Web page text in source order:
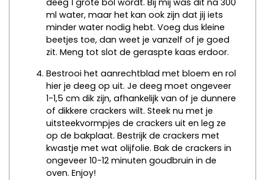
deeg 1 grote bol wordt. Bij mij was dit na 300
ml water, maar het kan ook zijn dat jij iets
minder water nodig hebt. Voeg dus kleine
beetjes toe, dan weet je vanzelf of je goed
zit. Meng tot slot de geraspte kaas erdoor.
Bestrooi het aanrechtblad met bloem en rol
hier je deeg op uit. Je deeg moet ongeveer
1-1,5 cm dik zijn, afhankelijk van of je dunnere
of dikkere crackers wilt. Steek nu met je
uitsteekvormpjes de crackers uit en leg ze
op de bakplaat. Bestrijk de crackers met
kwastje met wat olijfolie. Bak de crackers in
ongeveer 10-12 minuten goudbruin in de
oven. Enjoy!